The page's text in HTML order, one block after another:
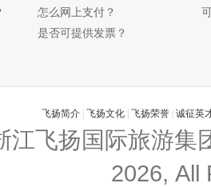
怎么网上支付？
是否可提供发票？
飞扬简介 飞扬文化 飞扬荣誉 诚征英
江飞扬国际旅游集
2026, All